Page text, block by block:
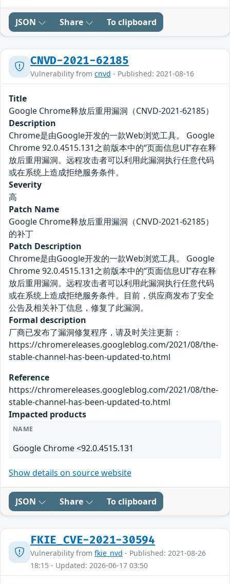
JSON Share To clipboard
CNVD-2021-62185
Vulnerability from cnvd - Published: 2021-08-16
Title
Google Chrome释放后重用漏洞（CNVD-2021-62185）
Description
Chrome是由Google开发的一款Web浏览工具。 Google
Chrome 92.0.4515.131之前版本中的“页面信息UI”存在释
放后重用漏洞。远程攻击者可以利用此漏洞执行任意代码
或在系统上造成拒绝服务条件。
Severity
高
Patch Name
Google Chrome释放后重用漏洞（CNVD-2021-62185）
的补丁
Patch Description
Chrome是由Google开发的一款Web浏览工具。 Google
Chrome 92.0.4515.131之前版本中的“页面信息UI”存在释
放后重用漏洞。远程攻击者可以利用此漏洞执行任意代码
或在系统上造成拒绝服务条件。目前，供应商发布了安全
公告及相关补丁信息，修复了此漏洞。
Formal description
厂商已发布了漏洞修复程序，请及时关注更新：
https://chromereleases.googleblog.com/2021/08/the-
stable-channel-has-been-updated-to.html
Reference
https://chromereleases.googleblog.com/2021/08/the-
stable-channel-has-been-updated-to.html
Impacted products
NAME
Google Chrome <92.0.4515.131
Show details on source website
JSON Share To clipboard
FKIE_CVE-2021-30594
Vulnerability from fkie_nvd - Published: 2021-08-26
18:15 - Updated: 2026-06-17 03:50